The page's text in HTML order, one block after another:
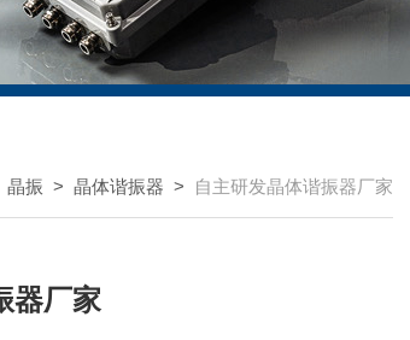
晶振 > 晶体谐振器 > 自主研发晶体谐振器厂家
器厂家